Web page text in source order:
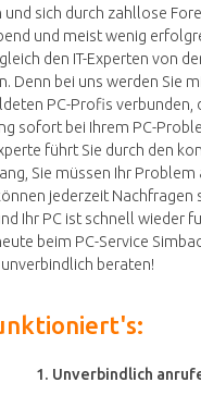
und sich durch zahllose
und meist wenig
den IT-Experten von
Denn bei uns werden Sie
PC-Profis verbunden,
sofort bei Ihrem PC-
führt Sie durch den
Sie müssen Ihr Problem
jederzeit Nachfragen
Ihr PC ist schnell wieder
beim PC-Service
beraten!
1. Unverbindlich